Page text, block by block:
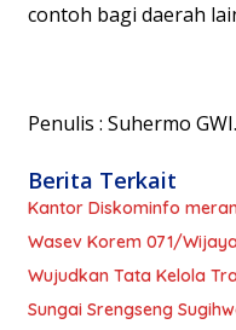
contoh bagi daerah
Penulis : Suhermo GWI.
Berita Terkait
Kantor Diskominfo
Wasev Korem 071/
Wujudkan Tata Kelola
Sungai Srengseng